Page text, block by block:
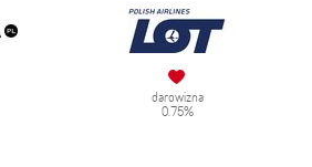
darowizna
0.75%